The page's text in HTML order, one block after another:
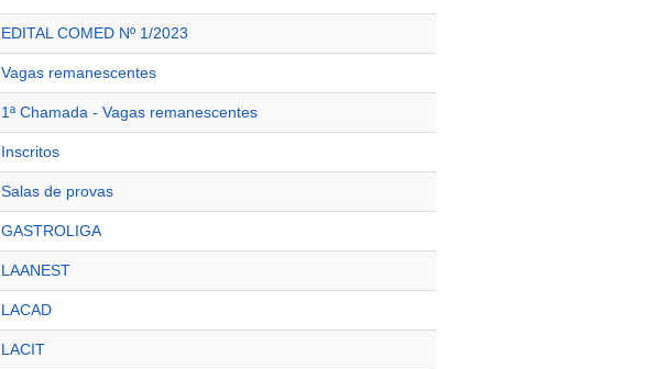
EDITAL COMED Nº 1/2023
Vagas remanescentes
1ª Chamada - Vagas remanescentes
Inscritos
Salas de provas
GASTROLIGA
LAANEST
LACAD
LACIT